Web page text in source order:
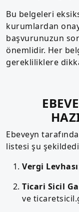
Bu belgeleri
kurumlardan
başvurunuzun
önemlidir. Her
gerekliliklere
Ebeveyn
listesi şu
Vergi Levhası
Ticari Sicil
ve